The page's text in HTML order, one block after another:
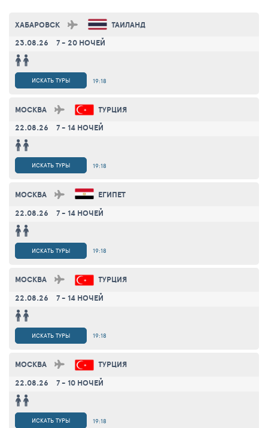
ХАБАРОВСК
ТАИЛАНД
23.08.26
7 - 20 НОЧЕЙ
19:18
ИСКАТЬ ТУРЫ
МОСКВА
ТУРЦИЯ
22.08.26
7 - 14 НОЧЕЙ
19:18
ИСКАТЬ ТУРЫ
МОСКВА
ЕГИПЕТ
22.08.26
7 - 14 НОЧЕЙ
19:18
ИСКАТЬ ТУРЫ
МОСКВА
ТУРЦИЯ
22.08.26
7 - 14 НОЧЕЙ
19:18
ИСКАТЬ ТУРЫ
МОСКВА
ТУРЦИЯ
22.08.26
7 - 10 НОЧЕЙ
19:18
ИСКАТЬ ТУРЫ